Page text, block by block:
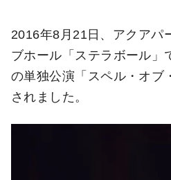
2016年8月21日、アクアパ
ブホール「ステラボール」
の単独公演「スペル・オブ
されました。